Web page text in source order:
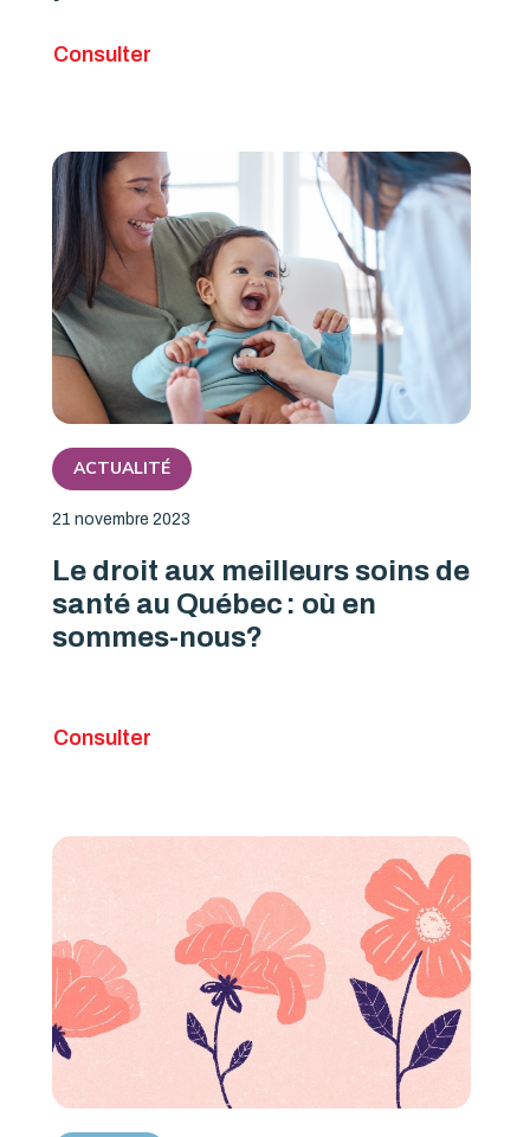
Consulter
ACTUALITÉ
21 novembre 2023
Le droit aux meilleurs soins de
santé au Québec : où en
sommes-nous?
Consulter